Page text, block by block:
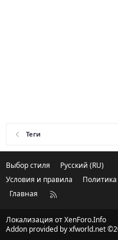
Теги
Выбор стиля
Русский (RU)
Условия и правила
Главная
R
Локализация отXenForo.Info
Addon provided by xfworld.net